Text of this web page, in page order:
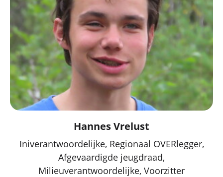
Hannes Vrelust
Iniverantwoordelijke, Regionaal OVERlegger,
Afgevaardigde jeugdraad,
Milieuverantwoordelijke, Voorzitter